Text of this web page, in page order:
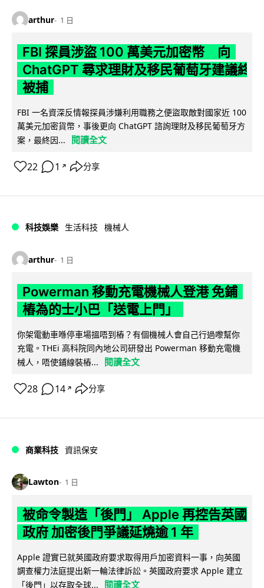
arthur 1 日
FBI 探員涉盜 100 萬美元加密幣 向
ChatGPT 尋求理財及移民葡萄牙建議終
被捕
FBI 一名資深反情報探員涉嫌利用職務之便盜取敵對國家近 100
萬美元加密貨幣，事後更向 ChatGPT 諮詢理財及移民葡萄牙方
案，最終因...
閱讀全文
22 1 ↗ 分享
科技娛樂 生活科技 機械人
arthur 1 日
Powerman 移動充電機械人登港 免鋪
樁為的士小巴「送電上門」
你架電動車喺停車場搵唔到樁？有個機械人會自己行過嚟幫你
充電。THEi 高科院同內地公司研發出 Powerman 移動充電機
械人，唔使鋪線裝樁...
閱讀全文
28 14 ↗ 分享
商業科技 資訊保安
Lawton 1 日
被命令製造「後門」 Apple 再控告英國
政府 加密後門爭議延燒逾 1 年
Apple 證實已就英國政府要求取得用戶加密資料一事，向英國
調查權力法庭提出新一輪法律訴訟。英國政府要求 Apple 建立
「後門」以存取全球...
閱讀全文